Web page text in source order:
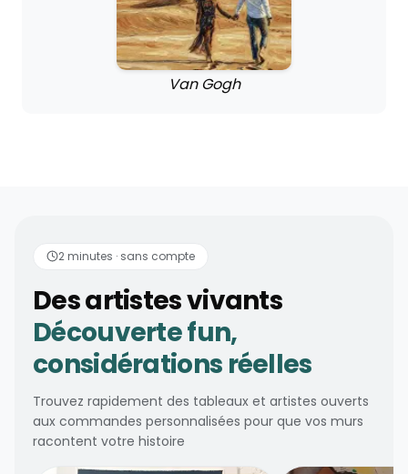
Van Gogh
Des artistes vivants
2 minutes · sans compte
Des artistes vivants
Découverte fun,
considérations réelles
Trouvez rapidement des tableaux et artistes ouverts
aux commandes personnalisées pour que vos murs
racontent votre histoire